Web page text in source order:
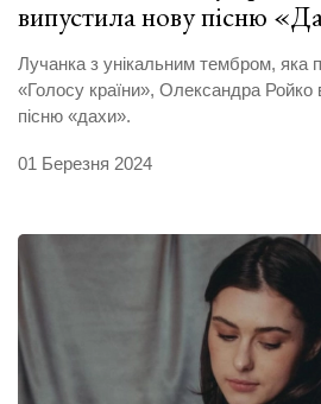
випустила нову пісню
Лучанка з унікальним тембром, яка
«Голосу країни», Олександра Ройко
пісню «дахи».
01 Березня 2024